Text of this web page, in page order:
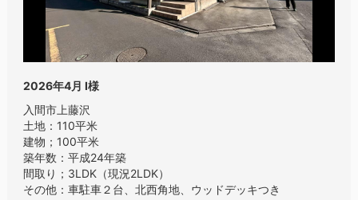
2026年4月 I様
入間市上藤沢
土地：110平米
建物；100平米
築年数：平成24年築
間取り；3LDK（現況2LDK）
その他：車駐車２台、北西角地、ウッドデッキつき